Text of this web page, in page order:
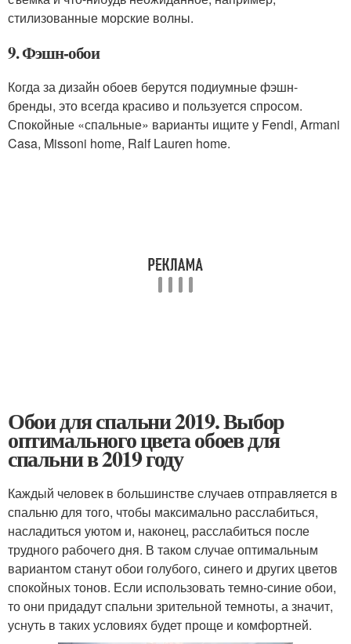
стилизованные морские волны.
9. Фэшн-обои
Когда за дизайн обоев берутся подиумные фэшн-
бренды, это всегда красиво и пользуется спросом.
Спокойные «спальные» варианты ищите у Fendi, Armani
Casa, Missoni home, Ralf Lauren home.
Обои для спальни 2019. Выбор
оптимального цвета обоев для
спальни в 2019 году
Каждый человек в большинстве случаев отправляется в
спальню для того, чтобы максимально расслабиться,
насладиться уютом и, наконец, расслабиться после
трудного рабочего дня. В таком случае оптимальным
вариантом станут обои голубого, синего и других цветов
спокойных тонов. Если использовать темно-синие обои,
то они придадут спальни зрительной темноты, а значит,
уснуть в таких условиях будет проще и комфортней.